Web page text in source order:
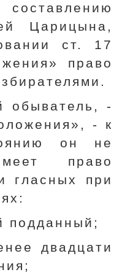
Царицына,
ст. 17
право
обыватель, -
- к
он не
право
гласных при
подданный;
двадцати